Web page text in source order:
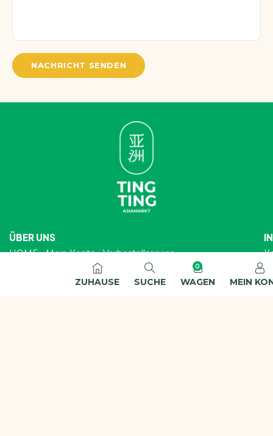
ÜBER UNS
HOME Mein Konto Vorbestellservice
ZUHAUSE SUCHE
0
WAGEN MEIN